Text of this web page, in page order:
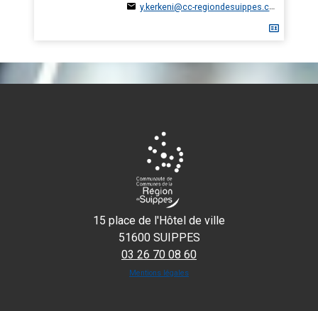
y.kerkeni@cc-regiondesuippes.com
15 place de l'Hôtel de ville
51600 SUIPPES
03 26 70 08 60
Mentions légales